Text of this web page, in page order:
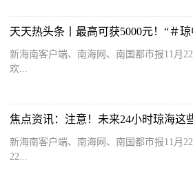
新海南客户端、南海网、南国都市报11月
欢...
新海南客户端、南海网、南国都市报11月
22...